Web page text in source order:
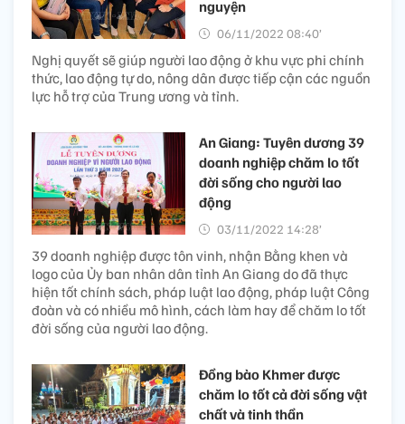
nguyện
06/11/2022 08:40’
Nghị quyết sẽ giúp người lao động ở khu vực phi chính
thức, lao động tự do, nông dân được tiếp cận các nguồn
lực hỗ trợ của Trung ương và tỉnh.
An Giang: Tuyên dương 39
doanh nghiệp chăm lo tốt
đời sống cho người lao
động
03/11/2022 14:28’
39 doanh nghiệp được tôn vinh, nhận Bằng khen và
logo của Ủy ban nhân dân tỉnh An Giang do đã thực
hiện tốt chính sách, pháp luật lao động, pháp luật Công
đoàn và có nhiều mô hình, cách làm hay để chăm lo tốt
đời sống của người lao động.
Đồng bào Khmer được
chăm lo tốt cả đời sống vật
chất và tinh thần